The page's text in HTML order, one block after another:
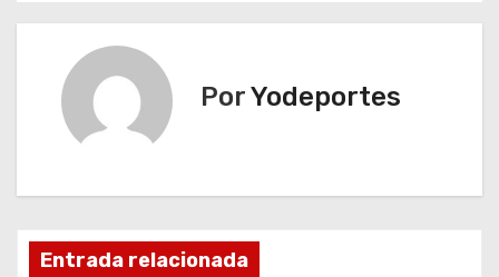
v
c
PorYodeportes
Entrada relacionada